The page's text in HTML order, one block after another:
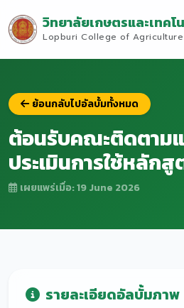
วิทยาลัยเกษตรและเทค
Lopburi College of
ย้อนกลับไปอัลบั้มทั้งหมด
ต้อนรับคณะติดตาม
ประเมินการใช้หลักสู
เผยแพร่เมื่อ: 19 June 2026
รายละเอียดอัลบั้มภาพ